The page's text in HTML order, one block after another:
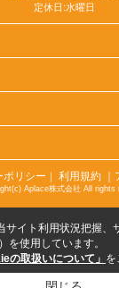
定休日:水曜日
ポリシー ｜ 利用規約
Aplace株式会社 All rights
サイト利用状況把握、
を使用しています。
の取扱いについて」 を